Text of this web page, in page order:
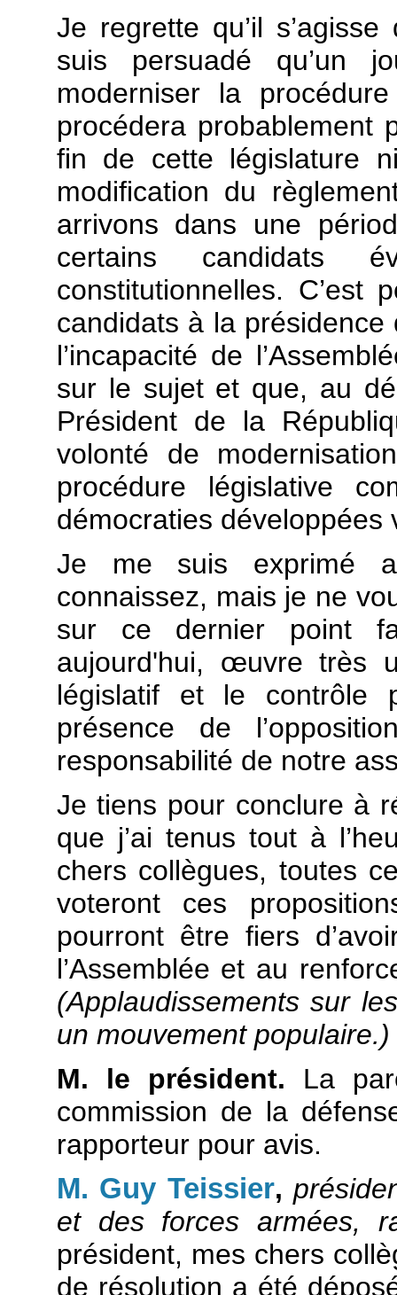
Je regrette qu’il
suis persuadé qu’un
moderniser la
procédera probablement
fin de cette législature
modification du
arrivons dans une
certains candidats
constitutionnelles. C’est
candidats à la
l’incapacité de
sur le sujet et que, au
Président de la
volonté de
procédure législative
démocraties développées
Je me suis exprimé
connaissez, mais je ne
sur ce dernier point
aujourd'hui, œuvre très
législatif et le contrôle
présence de
responsabilité de notre
Je tiens pour conclure à
que j’ai tenus tout à
chers collègues, toutes
voteront ces
pourront être fiers
l’Assemblée et au
(Applaudissements sur
un mouvement populaire.)
M. le président. La
commission de la
rapporteur pour avis.
M. Guy Teissier,
et des forces armées,
président, mes chers
de résolution a été